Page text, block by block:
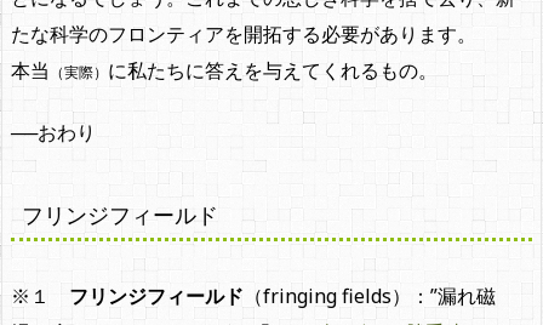
たな科学のフロンティアを開拓する必要があります。
本当 （実際） に私たちに答えを与えてくれるもの。
──おわり
フリンジフィールド
※１ フリンジフィールド （fringing fields）：”漏れ磁